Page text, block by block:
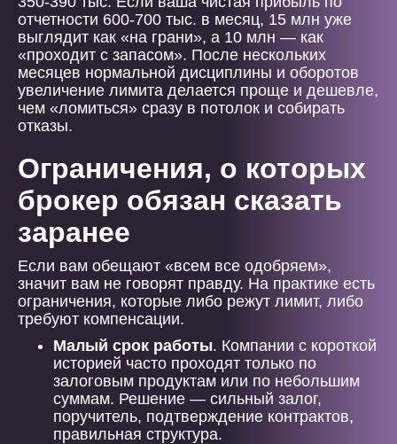
отчетности 600-700 тыс. в месяц, 15 млн уже
выглядит как «на грани», а 10 млн — как
«проходит с запасом». После нескольких
месяцев нормальной дисциплины и оборотов
увеличение лимита делается проще и дешевле,
чем «ломиться» сразу в потолок и собирать
отказы.
Ограничения, о которых
брокер обязан сказать
заранее
Если вам обещают «всем все одобряем»,
значит вам не говорят правду. На практике есть
ограничения, которые либо режут лимит, либо
требуют компенсации.
Малый срок работы. Компании с короткой
историей часто проходят только по
залоговым продуктам или по небольшим
суммам. Решение — сильный залог,
поручитель, подтверждение контрактов,
правильная структура.